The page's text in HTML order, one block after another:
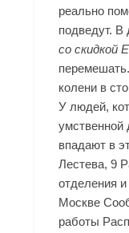
реально
подведут.
со скидкой
колени в
У людей,
умственной
впадают в
Лестева, 9
отделения
Москве
работы